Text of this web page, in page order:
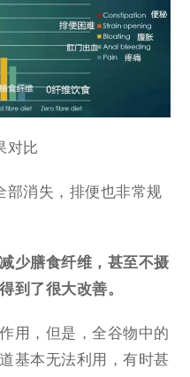
对比
部消失，排便也非常规
减少膳食纤维，甚至不摄
到了很大改善。
用，但是，全谷物中的
基本无法利用，有时甚